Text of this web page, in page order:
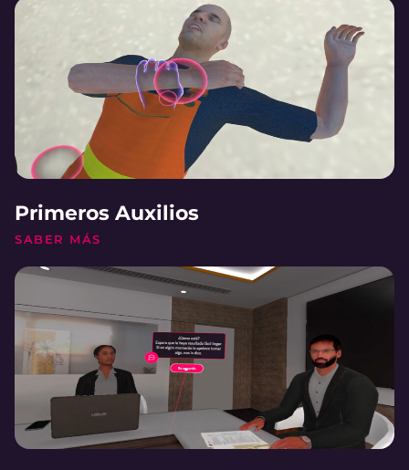
Primeros Auxilios
SABER MÁS